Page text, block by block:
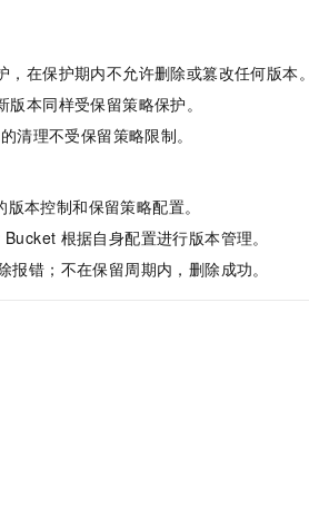
，在保护期内不允许删除或篡改任何版本
版本同样受保留策略保护。
清理不受保留策略限制。
本控制和保留策略配置。
Bucket 根据自身配置进行版本管理。
报错；不在保留周期内，删除成功。